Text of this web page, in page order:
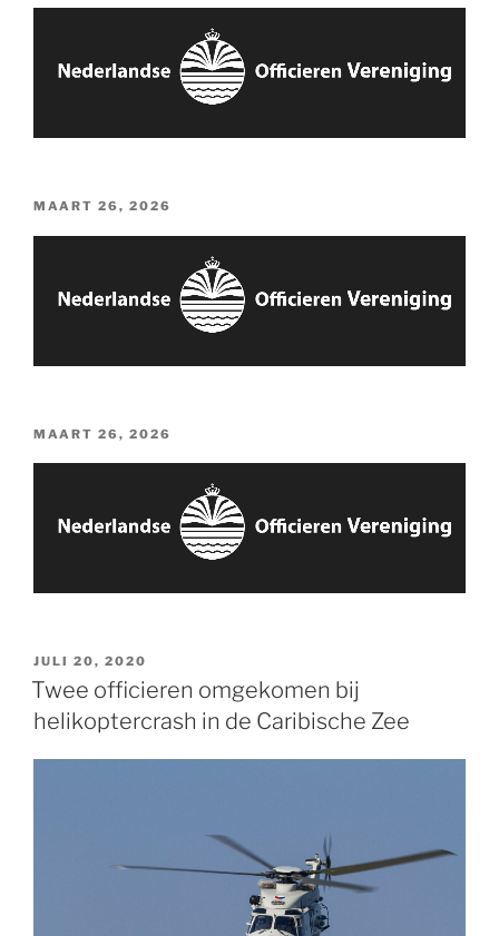
GEPLAATST
MAART 26, 2026
GEPLAATST
MAART 26, 2026
GEPLAATST
OP
JULI 20, 2020
Twee officieren omgekomen bij
helikoptercrash in de Caribische Zee